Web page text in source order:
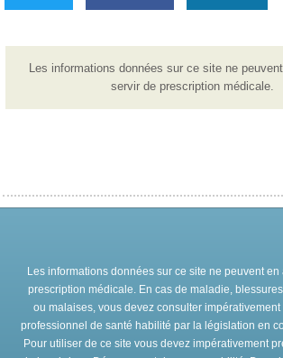
Les informations données sur ce site ne
servir de prescription médicale.
Les informations données sur ce site ne peuvent
prescription médicale. En cas de maladie,
ou malaises, vous devez consulter
professionnel de santé habilité par la législation en
Pour utiliser de ce site vous devez impérativement